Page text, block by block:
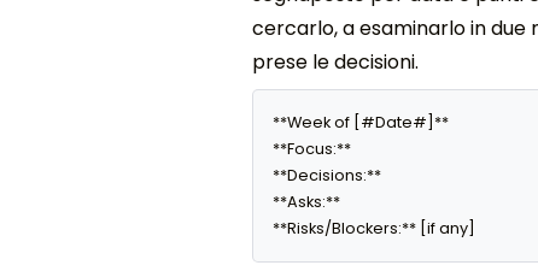
cercarlo, a esaminarlo in
prese le decisioni.
**Week of [#Date#]**
**Focus:**
**Decisions:**
**Asks:**
**Risks/Blockers:** [if any]